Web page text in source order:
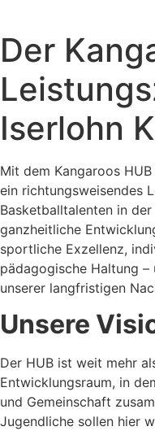
Der
Iserlohn
Mit dem Kangaroos
ein richtungsweisendes
Basketballtalenten in
ganzheitliche
sportliche Exzellenz,
pädagogische Haltung
unserer langfristigen
Unsere
Der HUB ist weit mehr
Entwicklungsraum, in
und Gemeinschaft
Jugendliche sollen hier